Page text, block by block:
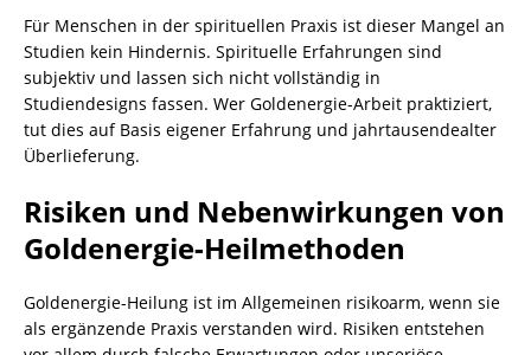
Für Menschen in der spirituellen Praxis ist dieser Mangel an
Studien kein Hindernis. Spirituelle Erfahrungen sind
subjektiv und lassen sich nicht vollständig in
Studiendesigns fassen. Wer Goldenergie-Arbeit praktiziert,
tut dies auf Basis eigener Erfahrung und jahrtausendealter
Überlieferung.
Risiken und Nebenwirkungen von
Goldenergie-Heilmethoden
Goldenergie-Heilung ist im Allgemeinen risikoarm, wenn sie
als ergänzende Praxis verstanden wird. Risiken entstehen